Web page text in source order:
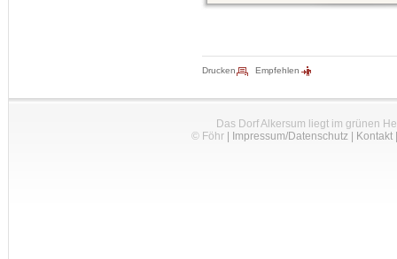
Drucken Empfehlen
Das Dorf Alkersum liegt im grünen
© Föhr| Impressum/Datenschutz| Kontakt